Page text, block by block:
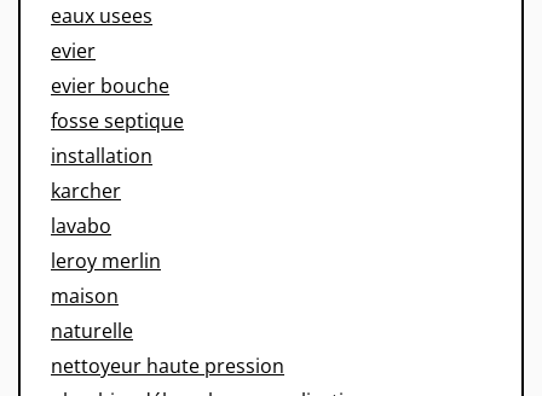
eaux usees
evier
evier bouche
fosse septique
installation
karcher
lavabo
leroy merlin
maison
naturelle
nettoyeur haute pression